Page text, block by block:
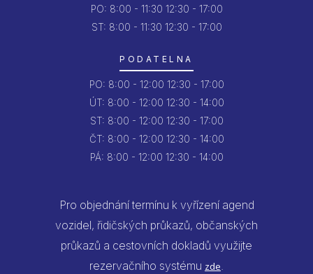
PO: 8:00 - 11:30 12:30 - 17:00
ST: 8:00 - 11:30 12:30 - 17:00
PODATELNA
PO: 8:00 - 12:00 12:30 - 17:00
ÚT: 8:00 - 12:00 12:30 - 14:00
ST: 8:00 - 12:00 12:30 - 17:00
ČT: 8:00 - 12:00 12:30 - 14:00
PÁ: 8:00 - 12:00 12:30 - 14:00
Pro objednání termínu k vyřízení agend
vozidel, řidičských průkazů, občanských
průkazů a cestovních dokladů využijte
rezervačního systému zde.